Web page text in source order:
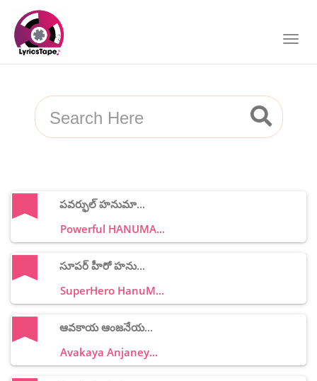
పవర్ఫుల్ హనుమా...
Powerful HANUMA...
సూపర్ హీరో హను...
SuperHero HanuM...
ఆవకాయ ఆంజనేయ...
Avakaya Anjaney...